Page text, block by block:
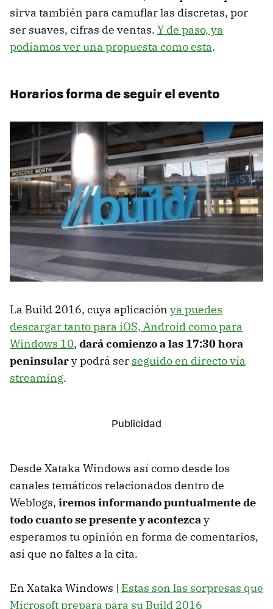
sirva también para camuflar las discretas, por
ser suaves, cifras de ventas. Y de paso, ya
podíamos ver una propuesta como esta.
Horarios forma de seguir el evento
La Build 2016, cuya aplicación ya puedes
descargar tanto para iOS, Android como para
Windows 10, dará comienzo a las 17:30 hora
peninsulary podrá ser seguido en directo vía
streaming.
Desde Xataka Windows así como desde los
canales temáticos relacionados dentro de
Weblogs, iremos informando puntualmente de
todo cuanto se presente y acontezca y
esperamos tu opinión en forma de comentarios,
así que no faltes a la cita.
En Xataka Windows | Estas son las sorpresas que
Microsoft prepara para su Build 2016